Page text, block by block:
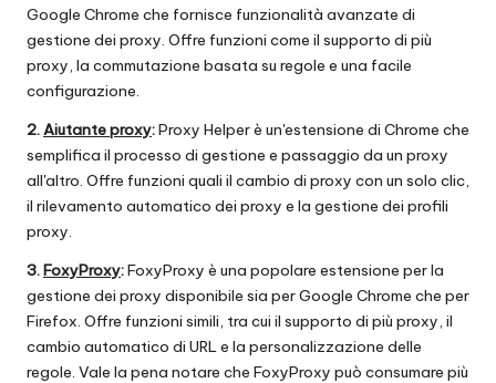
Google Chrome che fornisce funzionalità avanzate di
gestione dei proxy. Offre funzioni come il supporto di più
proxy, la commutazione basata su regole e una facile
configurazione.
2.Aiutante proxy:Proxy Helper è un'estensione di Chrome che
semplifica il processo di gestione e passaggio da un proxy
all'altro. Offre funzioni quali il cambio di proxy con un solo clic,
il rilevamento automatico dei proxy e la gestione dei profili
proxy.
3.FoxyProxy:FoxyProxy è una popolare estensione per la
gestione dei proxy disponibile sia per Google Chrome che per
Firefox. Offre funzioni simili, tra cui il supporto di più proxy, il
cambio automatico di URL e la personalizzazione delle
regole. Vale la pena notare che FoxyProxy può consumare più